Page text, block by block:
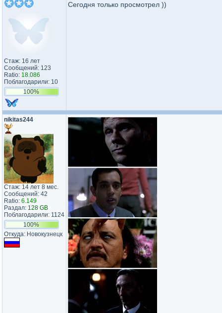
Стаж: 16 лет
Сообщений: 123
Ratio: 18.086
Поблагодарили: 10
100%
Сегодня только просмотрел ))
nikitas244
Стаж: 14 лет 8 мес.
Сообщений: 42
Ratio: 6.149
Раздал: 128 GB
Поблагодарили: 1124
100%
Откуда: Новокузнецк